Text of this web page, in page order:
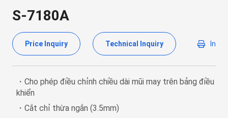
S-7180A
Price Inquiry Technical Inquiry In
・Cho phép điều chỉnh chiều dài mũi may trên bảng điều
khiển
・Cắt chỉ thừa ngắn (3.5mm)